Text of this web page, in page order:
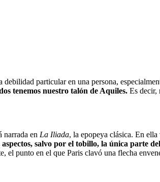
particular en una persona,
tenemos nuestro talón de Aquiles. Es decir,
narrada en La Iliada, la epopeya clásica. En
salvo por el tobillo, la única parte
el punto en el que Paris clavó una flecha